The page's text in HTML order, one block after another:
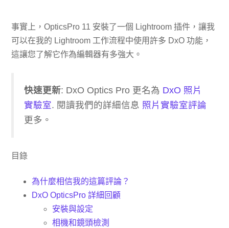
事實上，OpticsPro 11 安裝了一個 Lightroom 插件，讓我
可以在我的 Lightroom 工作流程中使用許多 DxO 功能，
這讓您了解它作為編輯器有多強大。
快速更新: DxO Optics Pro 更名為 DxO 照片
實驗室. 閱讀我們的詳細信息 照片實驗室評論
更多。
目錄
為什麼相信我的這篇評論？
DxO OpticsPro 詳細回顧
安裝與設定
相機和鏡頭檢測